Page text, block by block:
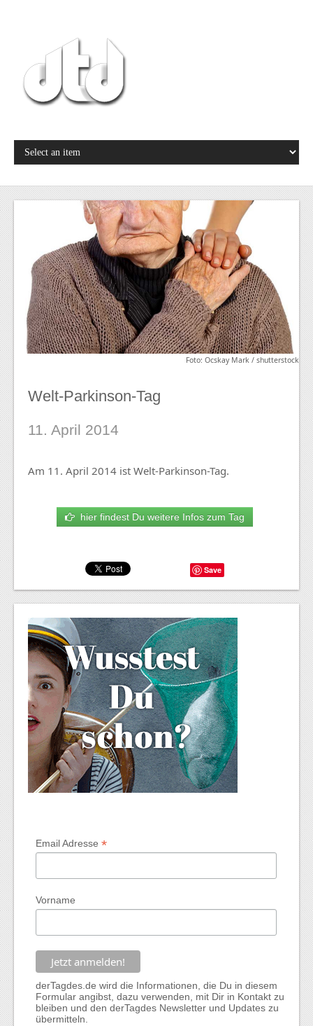
Foto: Ocskay Mark / shutterstock
Welt-Parkinson-Tag
11. April 2014
Am 11. April 2014 ist Welt-Parkinson-Tag.
hier findest Du weitere Infos zum Tag
Save
Email Adresse*
Vorname
derTagdes.de wird die Informationen, die Du in diesem
Formular angibst, dazu verwenden, mit Dir in Kontakt zu
bleiben und den derTagdes Newsletter und Updates zu
übermitteln.